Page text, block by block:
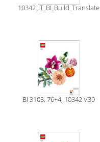
10342_IT_BI_Build_Translate
BI 3103, 76+4, 10342 V39